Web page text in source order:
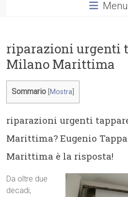
Menu
riparazioni urgenti
Milano Marittima
Sommario Mostra
riparazioni urgenti
Marittima? Eugenio
Marittima è la risposta!
Da oltre due
decadi,